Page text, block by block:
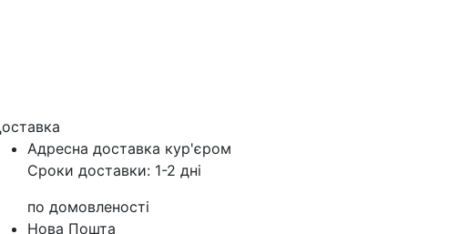
Адресна доставка кур'‎єром
Сроки доставки: 1-2 дні
по домовленості
Нова Пошта